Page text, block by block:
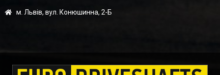
м. Львів, вул. Конюшинна, 2-Б